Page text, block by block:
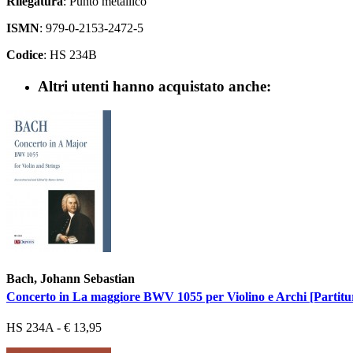
ISMN: 979-0-2153-2472-5
Codice: HS 234B
Altri utenti hanno acquistato anche:
Bach, Johann Sebastian
Concerto in La maggiore BWV 1055 per Violino e Archi
HS 234A - € 13,95